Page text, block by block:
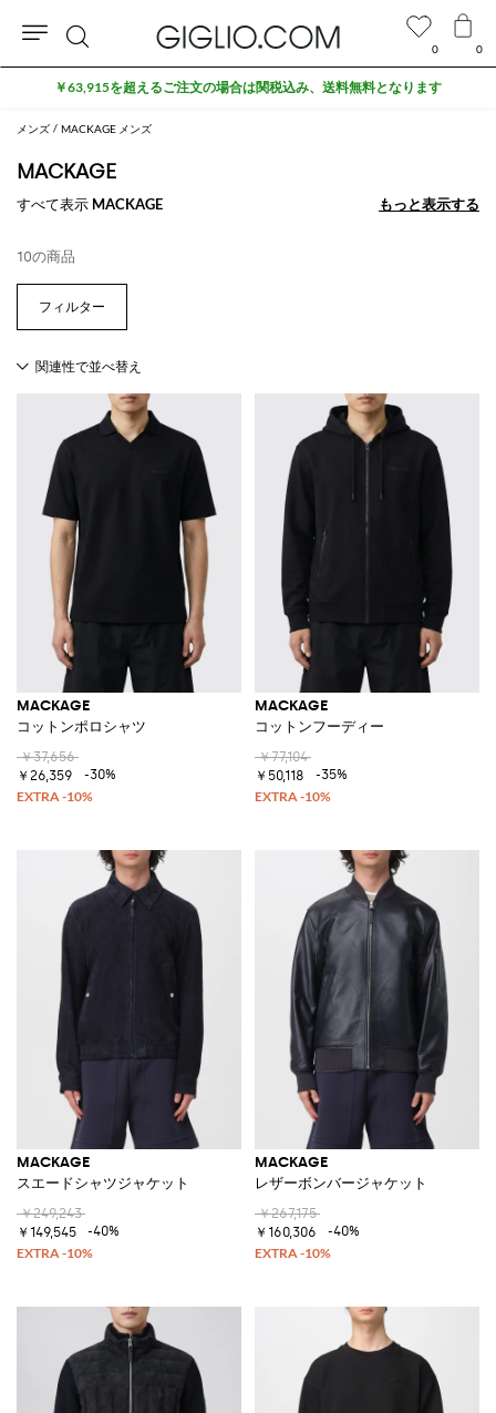
メンズ MACKAGE メンズ
MACKAGE
すべて表示 MACKAGE もっと表示する
もっと表示する
10の商品
MACKAGE
コットンポロシャツ
￥37,656
￥26,359
-30%
MACKAGE
コットンフーディー
￥77,104
￥50,118
-35%
MACKAGE
スエードシャツジャケット
￥249,243
￥149,545
-40%
MACKAGE
レザーボンバージャケット
￥267,175
￥160,306
-40%
0 0
検
索
￥63,915を超えるご注文の場合は関税込み、送料無料となります